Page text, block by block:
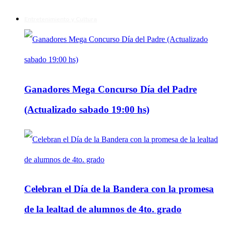
Ganadores Mega Concurso Día del Padre
(Actualizado sabado 19:00 hs)
Celebran el Día de la Bandera con la promesa
de la lealtad de alumnos de 4to. grado